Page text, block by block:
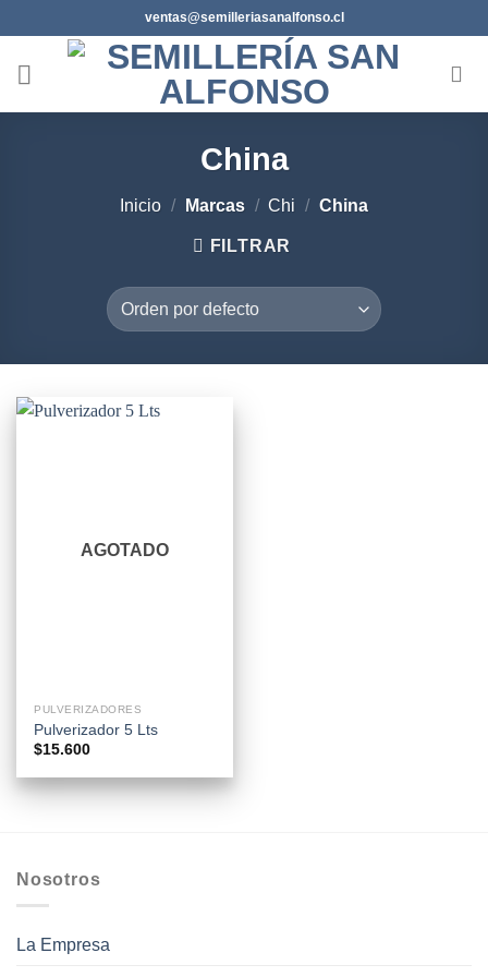
al
contenido
ventas@semilleriasanalfonso.cl
China
Inicio / Marcas / Chi / China
FILTRAR
AGOTADO
PULVERIZADORES
Pulverizador 5 Lts
$15.600
Nosotros
La Empresa